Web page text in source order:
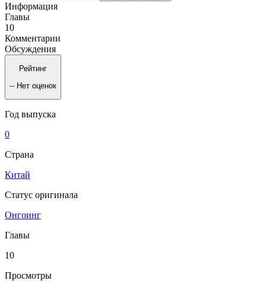
Информация
Главы
10
Комментарии
Обсуждения
Рейтинг
-- Нет оценок
Год выпуска
0
Страна
Китай
Статус оригинала
Онгоинг
Главы
10
Просмотры